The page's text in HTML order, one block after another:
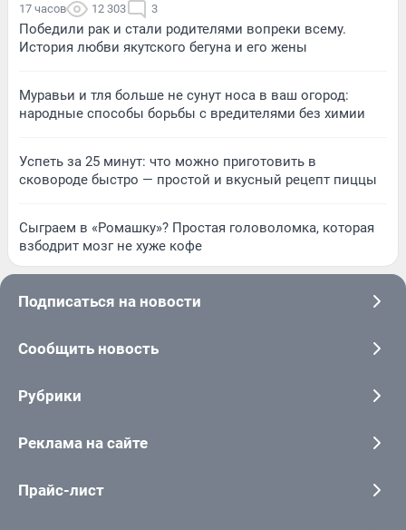
17 часов 12 303 3
Победили рак и стали родителями вопреки всему.
История любви якутского бегуна и его жены
Муравьи и тля больше не сунут носа в ваш огород:
народные способы борьбы с вредителями без химии
Успеть за 25 минут: что можно приготовить в
сковороде быстро — простой и вкусный рецепт пиццы
Сыграем в «Ромашку»? Простая головоломка, которая
взбодрит мозг не хуже кофе